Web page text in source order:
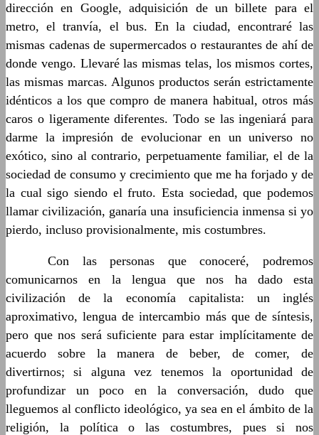
dirección en Google, adquisición de un billete para el
metro, el tranvía, el bus. En la ciudad, encontraré las
mismas cadenas de supermercados o restaurantes de ahí de
donde vengo. Llevaré las mismas telas, los mismos cortes,
las mismas marcas. Algunos productos serán estrictamente
idénticos a los que compro de manera habitual, otros más
caros o ligeramente diferentes. Todo se las ingeniará para
darme la impresión de evolucionar en un universo no
exótico, sino al contrario, perpetuamente familiar, el de la
sociedad de consumo y crecimiento que me ha forjado y de
la cual sigo siendo el fruto. Esta sociedad, que podemos
llamar civilización, ganaría una insuficiencia inmensa si yo
pierdo, incluso provisionalmente, mis costumbres.
Con las personas que conoceré, podremos
comunicarnos en la lengua que nos ha dado esta
civilización de la economía capitalista: un inglés
aproximativo, lengua de intercambio más que de síntesis,
pero que nos será suficiente para estar implícitamente de
acuerdo sobre la manera de beber, de comer, de
divertirnos; si alguna vez tenemos la oportunidad de
profundizar un poco en la conversación, dudo que
lleguemos al conflicto ideológico, ya sea en el ámbito de la
religión, la política o las costumbres, pues si nos